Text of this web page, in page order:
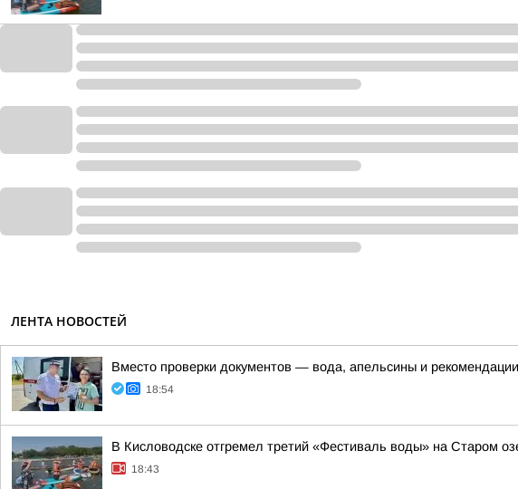
ЛЕНТА НОВОСТЕЙ
Вместо проверки документов — вода, апельсины и
18:54
В Кисловодске отгремел третий «Фестиваль воды» на Старом
18:43